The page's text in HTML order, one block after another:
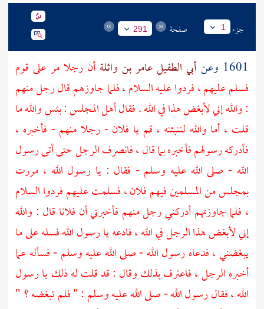
جزء 1 صفحة 291
1601 وعن أبي الطفيل عامر بن واثلةأن رجلا مر على قوم
فسلم عليهم ، فردوا عليه السلام ، فلما جاوزهم قال رجل منهم
: والله إني لأبغض هذا في الله . فقال أهل المجلس : بئس والله ما
قلت ، أما والله لننبئنه ، قم يا فلان - رجلا منهم - فأخبره ،
فأدركه رسولهم فأخبره بما قال ، فانصرف الرجل حتى أتى رسول
الله - صلى الله عليه وسلم - فقال : يا رسول الله ، مررت
بمجلس من المسلمين فيهم فلان ، فسلمت عليهم فردوا السلام
، فلما جاوزتهم أدركني رجل منهم فأخبرني أن فلانا قال : والله
إني لأبغض هذا الرجل في الله ، فادعه يا رسول الله فسله على ما
يبغضني ، فدعاه رسول الله - صلى الله عليه وسلم - فسأله عما
أخبره الرجل ، فاعترف بذلك وقال : قد قلت له ذلك يا رسول
الله ، فقال رسول الله - صلى الله عليه وسلم : " فلم تبغضه ؟ "